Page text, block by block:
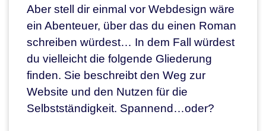
Aber stell dir einmal vor Webdesign wäre
ein Abenteuer, über das du einen Roman
schreiben würdest… In dem Fall würdest
du vielleicht die folgende Gliederung
finden. Sie beschreibt den Weg zur
Website und den Nutzen für die
Selbstständigkeit. Spannend…oder?